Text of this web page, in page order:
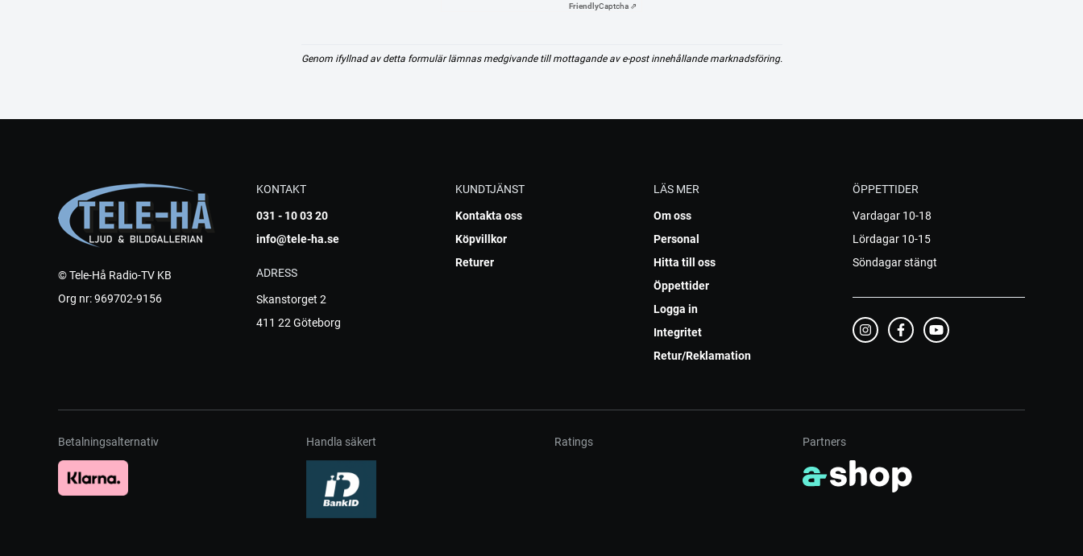
FriendlyCaptcha ⇗
Genom ifyllnad av detta formulär lämnas medgivande till mottagande av e-post innehållande marknadsföring.
© Tele-Hå Radio-TV KB
Org nr: 969702-9156
KONTAKT
031 - 10 03 20
info@tele-ha.se
ADRESS
Skanstorget 2
411 22 Göteborg
KUNDTJÄNST
Kontakta oss
Köpvillkor
Returer
LÄS MER
Om oss
Personal
Hitta till oss
Öppettider
Logga in
Integritet
Retur/Reklamation
ÖPPETTIDER
Vardagar 10-18
Lördagar 10-15
Söndagar stängt
Betalningsalternativ Handla säkert Ratings Partners